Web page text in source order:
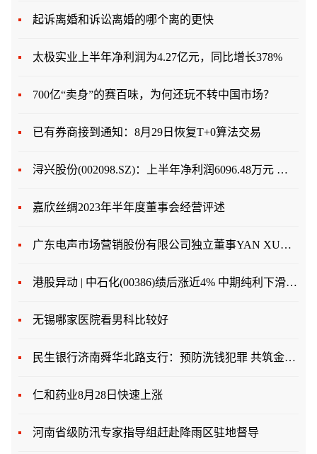
起诉离婚和诉讼离婚的哪个离的更快
太极实业上半年净利润为4.27亿元，同比增长378%
700亿“卖身”的赛百味，为何还玩不转中国市场？
已有券商接到通知：8月29日恢复T+0算法交易
浔兴股份(002098.SZ)：上半年净利润6096.48万元 同比下降2%
嘉欣丝绸2023年半年度董事会经营评述
广东电声市场营销股份有限公司独立董事YAN XUAN辞职
港股异动 | 中石化(00386)绩后涨近4% 中期纯利下滑逾20% 拟分红174亿并回购股份
无锡哪家医院看男科比较好
民生银行济南舜华北路支行：预防洗钱犯罪 共筑金融安全
仁和药业8月28日快速上涨
河南省级防汛专家指导组赶赴降雨区驻地督导